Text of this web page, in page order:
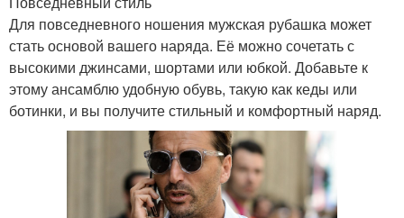
Для повседневного ношения мужская рубашка может
стать основой вашего наряда. Её можно сочетать с
высокими джинсами, шортами или юбкой. Добавьте к
этому ансамблю удобную обувь, такую как кеды или
ботинки, и вы получите стильный и комфортный наряд.